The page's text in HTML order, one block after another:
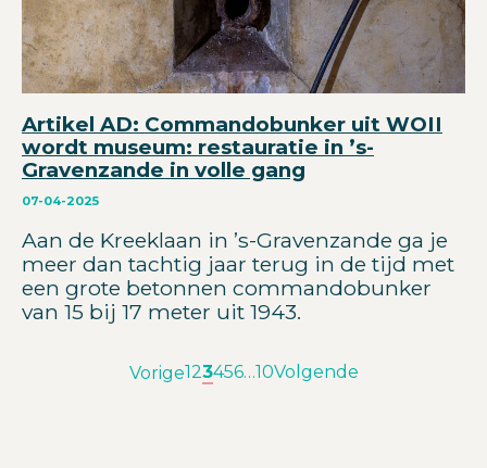
Artikel AD: Commandobunker uit WOII
wordt museum: restauratie in ’s-
Gravenzande in volle gang
07-04-2025
Aan de Kreeklaan in ’s-Gravenzande ga je
meer dan tachtig jaar terug in de tijd met
een grote betonnen commandobunker
van 15 bij 17 meter uit 1943.
Vorige123456…10Volgende